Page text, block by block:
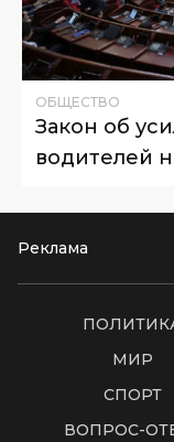
ОБЩЕСТВО
Закон об
водителей
Реклама
МИР
СПОРТ
ВОПРОС-